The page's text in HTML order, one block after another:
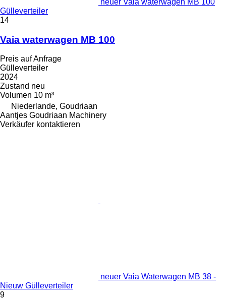
Gülleverteiler
14
Vaia waterwagen MB 100
Preis auf Anfrage
Gülleverteiler
2024
Zustand neu
Volumen 10 m³
Niederlande, Goudriaan
Aantjes Goudriaan Machinery
Verkäufer kontaktieren
neuer Vaia Waterwagen MB 38 -
Nieuw Gülleverteiler
9